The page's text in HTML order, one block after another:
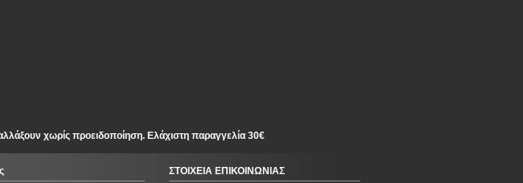
χωρίς προειδοποίηση. Ελάχιστη παραγγελία 30€
ΣΤΟΙΧΕΙΑ ΕΠΙΚΟΙΝΩΝΙΑΣ